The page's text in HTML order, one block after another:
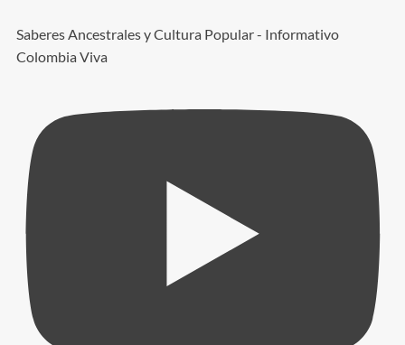
con
Felipe
Saberes Ancestrales y Cultura Popular - Informativo
Colombia Viva